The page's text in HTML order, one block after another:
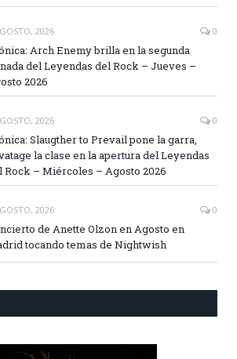
2026 0
Arch Enemy brilla en la segunda
del Leyendas del Rock – Jueves –
2026
2026 0
Slaugther to Prevail pone la garra,
la clase en la apertura del Leyendas
Rock – Miércoles – Agosto 2026
2026 0
de Anette Olzon en Agosto en
tocando temas de Nightwish